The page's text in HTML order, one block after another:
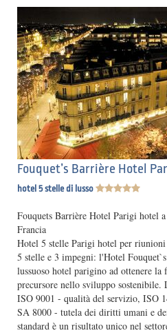
Fouquet’s Barrière Hotel
hotel 5 stelle di lusso
Fouquets Barrière Hotel Parigi hotel
Francia
Hotel 5 stelle Parigi hotel per
5 stelle e 3 impegni: l'Hotel
lussuoso hotel parigino ad ottenere la
precursore nello sviluppo sostenibile.
ISO 9001 - qualità del servizio, ISO
SA 8000 - tutela dei diritti umani e
standard è un risultato unico nel